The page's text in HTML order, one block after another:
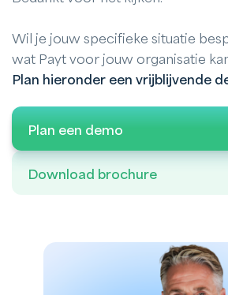
Wil je jouw specifieke situatie
wat Payt voor jouw organisatie
Plan hieronder een vrijblijvende
Plan een demo
Download brochure